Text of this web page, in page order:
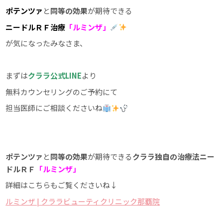
ポテンツァ と同等の効果が期待できる
ニードルＲＦ治療 「ルミンザ」
が気になったみなさま、
まずはクララ公式LINEより
無料カウンセリングのご予約にて
担当医師にご相談くださいね
ポテンツァ と同等の効果が期待できるクララ独自の治療法ニー
ドルＲＦ 「ルミンザ」
詳細はこちらもご覧くださいね↓
ルミンザ | クララビューティクリニック那覇院